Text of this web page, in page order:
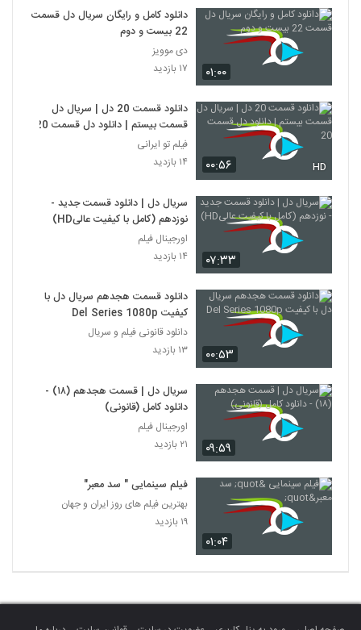
۰۱:۰۰
دانلود کامل و رایگان سریال دل قسمت
22 بیست و دوم
دی موویز
۱۷ بازدید
۰۰:۵۶ HD
دانلود قسمت 20 دل | سریال دل
قسمت بیستم | دانلود دل قسمت 20
فیلم تو ایرانی
۱۴ بازدید
۰۷:۳۳
سریال دل | دانلود قسمت جدید -
نوزدهم (کامل با کیفیت عالیHD)
اورجینال فیلم
۱۴ بازدید
۰۰:۵۳
دانلود قسمت هجدهم سریال دل با
کیفیت Del Series 1080p
دانلود قانونی فیلم و سریال
۱۳ بازدید
۰۹:۵۹
سریال دل | قسمت هجدهم (۱۸) -
دانلود کامل (قانونی)
اورجینال فیلم
۲۱ بازدید
۰۱:۰۴
فیلم سینمایی " سد معبر"
بهترین فیلم های روز ایران و جهان
۱۹ بازدید